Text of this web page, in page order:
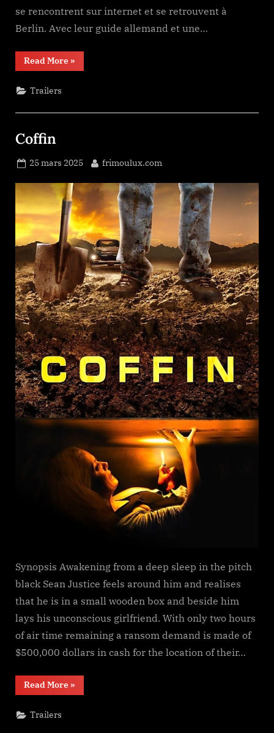
se rencontrent sur internet et se retrouvent à
Berlin. Avec leur guide allemand et une…
Read More“Urban
»
Trailers
Coffin
Posted
25 mars 2025 By
frimoulux.com
Synopsis Awakening from a deep sleep in the pitch
black Sean Justice feels around him and realises
that he is in a small wooden box and beside him
lays his unconscious girlfriend. With only two hours
of air time remaining a ransom demand is made of
$500,000 dollars in cash for the location of their…
Read More“Coffin”
»
Trailers